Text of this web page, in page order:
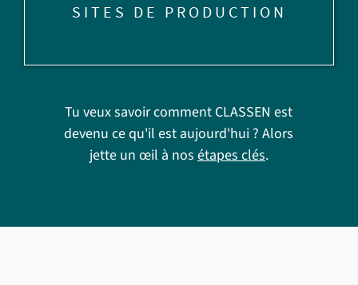
SITES DE PRODUCTION
Tu veux savoir comment CLASSEN est
devenu ce qu'il est aujourd'hui ? Alors
jette un œil à nos étapes clés.